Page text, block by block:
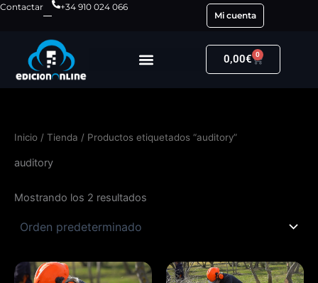
Ir
contenido
Contactar
+34 910 024 066
Mi cuenta
0,00€ 0
Carrito
Inicio / Tienda / Productos etiquetados “auditory”
auditory
Mostrando los 2 resultados